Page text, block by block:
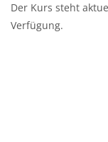
Der Kurs steht
Verfügung.